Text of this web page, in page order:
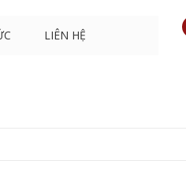
LIÊN HỆ